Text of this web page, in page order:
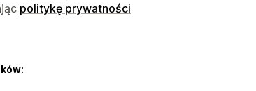
politykę prywatności